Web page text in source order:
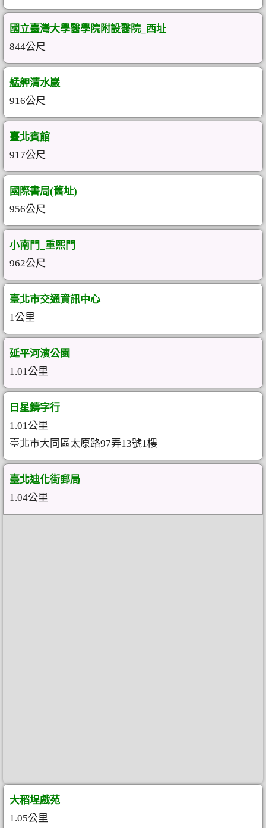
國立臺灣大學醫學院附設醫院_西址
844公尺
艋舺清水巖
916公尺
臺北賓館
917公尺
國際書局(舊址)
956公尺
小南門_重熙門
962公尺
臺北市交通資訊中心
1公里
延平河濱公園
1.01公里
日星鑄字行
1.01公里
臺北市大同區太原路97弄13號1樓
臺北迪化街郵局
1.04公里
大稻埕戲苑
1.05公里